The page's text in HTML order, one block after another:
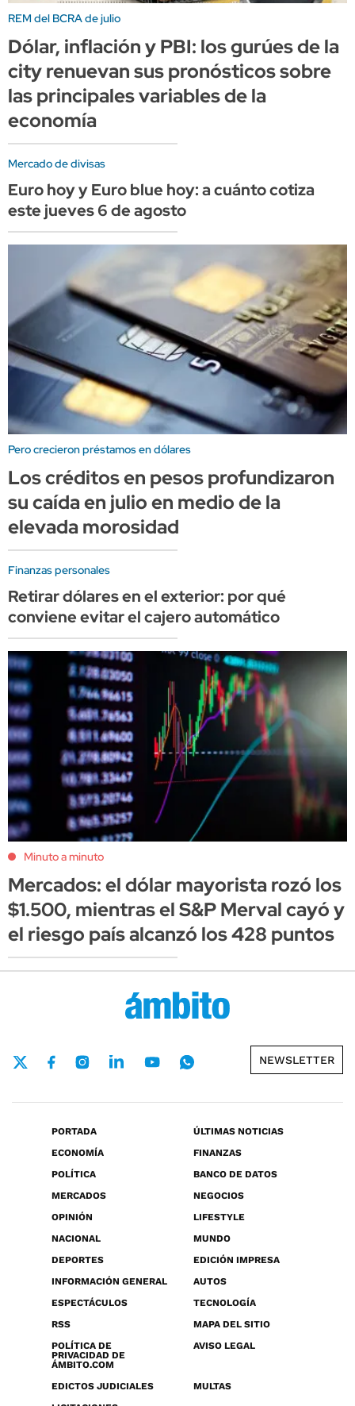
REM del BCRA de julio
Dólar, inflación y PBI: los gurúes de la
city renuevan sus pronósticos sobre
las principales variables de la
economía
Mercado de divisas
Euro hoy y Euro blue hoy: a cuánto cotiza
este jueves 6 de agosto
Pero crecieron préstamos en dólares
Los créditos en pesos profundizaron
su caída en julio en medio de la
elevada morosidad
Finanzas personales
Retirar dólares en el exterior: por qué
conviene evitar el cajero automático
Minuto a minuto
Mercados: el dólar mayorista rozó los
$1.500, mientras el S&P Merval cayó y
el riesgo país alcanzó los 428 puntos
NEWSLETTER
PORTADA
ÚLTIMAS NOTICIAS
ECONOMÍA
FINANZAS
POLÍTICA
BANCO DE DATOS
MERCADOS
NEGOCIOS
OPINIÓN
LIFESTYLE
NACIONAL
MUNDO
DEPORTES
EDICIÓN IMPRESA
INFORMACIÓN GENERAL
AUTOS
ESPECTÁCULOS
TECNOLOGÍA
RSS
MAPA DEL SITIO
POLÍTICA DE
PRIVACIDAD DE
ÁMBITO.COM
AVISO LEGAL
EDICTOS JUDICIALES
MULTAS